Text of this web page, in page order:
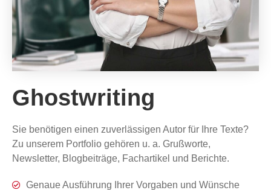
Ghostwriting
Sie benötigen einen zuverlässigen Autor für Ihre Texte?
Zu unserem Portfolio gehören u. a. Grußworte,
Newsletter, Blogbeiträge, Fachartikel und Berichte.
Genaue Ausführung Ihrer Vorgaben und Wünsche